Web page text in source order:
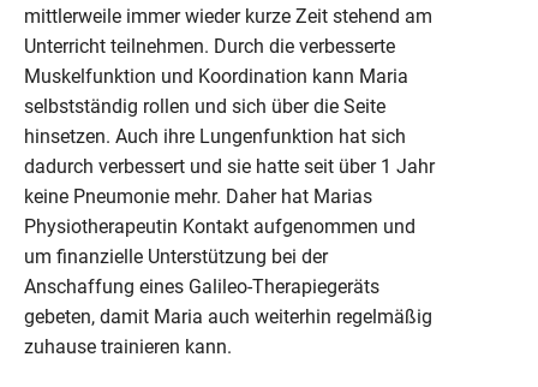
mittlerweile immer wieder kurze Zeit stehend am
Unterricht teilnehmen. Durch die verbesserte
Muskelfunktion und Koordination kann Maria
selbstständig rollen und sich über die Seite
hinsetzen. Auch ihre Lungenfunktion hat sich
dadurch verbessert und sie hatte seit über 1 Jahr
keine Pneumonie mehr. Daher hat Marias
Physiotherapeutin Kontakt aufgenommen und
um finanzielle Unterstützung bei der
Anschaffung eines Galileo-Therapiegeräts
gebeten, damit Maria auch weiterhin regelmäßig
zuhause trainieren kann.